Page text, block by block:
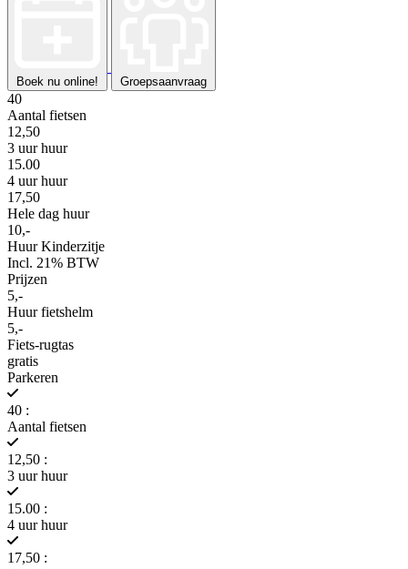
Boek nu online! Groepsaanvraag
40
Aantal fietsen
12,50
3 uur huur
15.00
4 uur huur
17,50
Hele dag huur
10,-
Huur Kinderzitje
Incl. 21% BTW
Prijzen
5,-
Huur fietshelm
5,-
Fiets-rugtas
gratis
Parkeren
40 :
Aantal fietsen
12,50 :
3 uur huur
15.00 :
4 uur huur
17,50 :